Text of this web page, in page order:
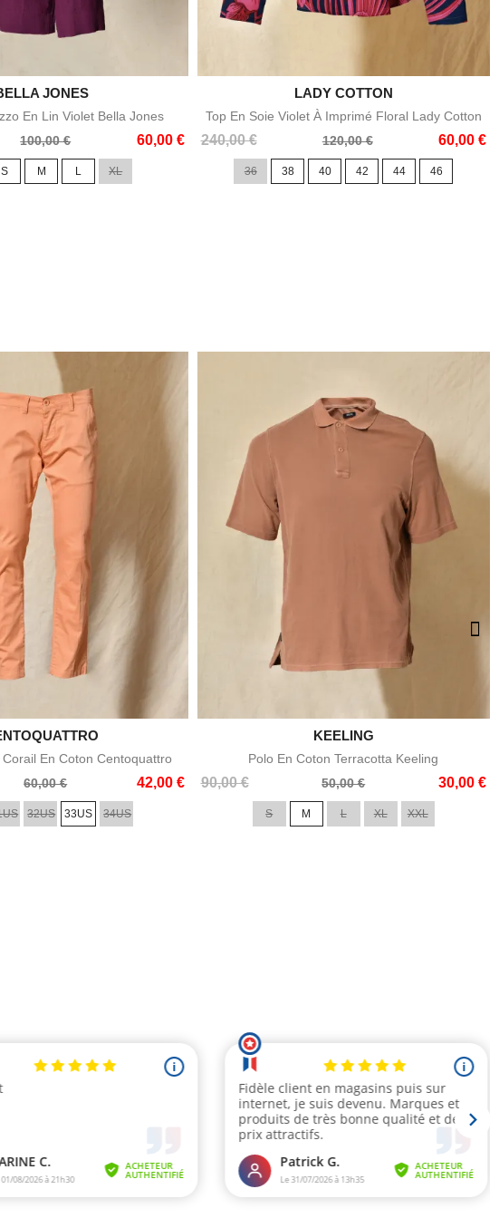
Aperçu rapide
JONES
En Lin Violet Bella Jones
100,00 € 60,00 €
S M L XL
Aperçu rapide
LADY COTTON
Top En Soie Violet À Imprimé Floral Lady Cotton
240,00 €
Prix
120,00 € 60,00 €
Prix
36 38 40 42 44 46
Aperçu rapide
En Coton Centoquattro
60,00 € 42,00 €
32US 33US 34US
Aperçu rapide
KEELING
Polo En Coton Terracotta Keeling
90,00 €
Prix
50,00 € 30,00 €
Prix
S M L XL XXL